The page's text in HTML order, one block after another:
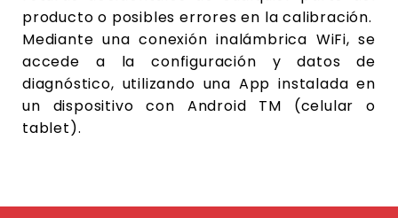
producto o posibles errores en la calibración.
Mediante una conexión inalámbrica WiFi, se
accede a la configuración y datos de
diagnóstico, utilizando una App instalada en
un dispositivo con Android TM (celular o
tablet).